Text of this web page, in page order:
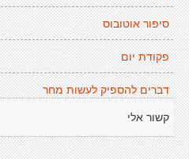
סיפור אוטובוס
פקודת יום
דברים להספיק לעשות מחר
קשור אלי